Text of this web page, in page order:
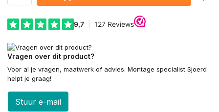
Vragen over dit product?
Voor al je vragen, maatwerk of advies. Montage specialist Sjoerd
helpt je graag!
Stuur e-mail